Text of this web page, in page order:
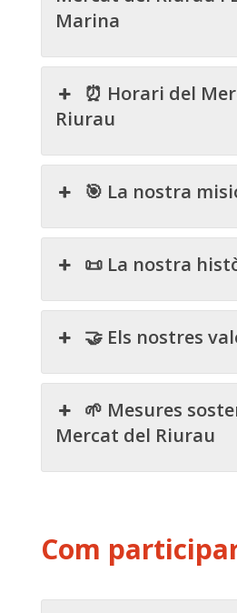
Marina
⏰ Horari del
Riurau
🎯 La nostra
📜 La nostra
🤝 Els nostres
🌱 Mesures
Mercat del Riurau
Com